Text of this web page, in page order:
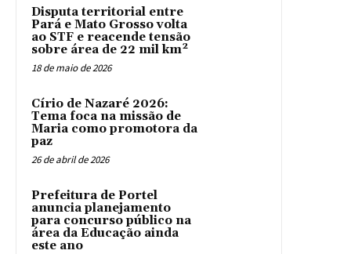
Disputa territorial entre
Pará e Mato Grosso volta
ao STF e reacende tensão
sobre área de 22 mil km²
18 de maio de 2026
Círio de Nazaré 2026:
Tema foca na missão de
Maria como promotora da
paz
26 de abril de 2026
Prefeitura de Portel
anuncia planejamento
para concurso público na
área da Educação ainda
este ano